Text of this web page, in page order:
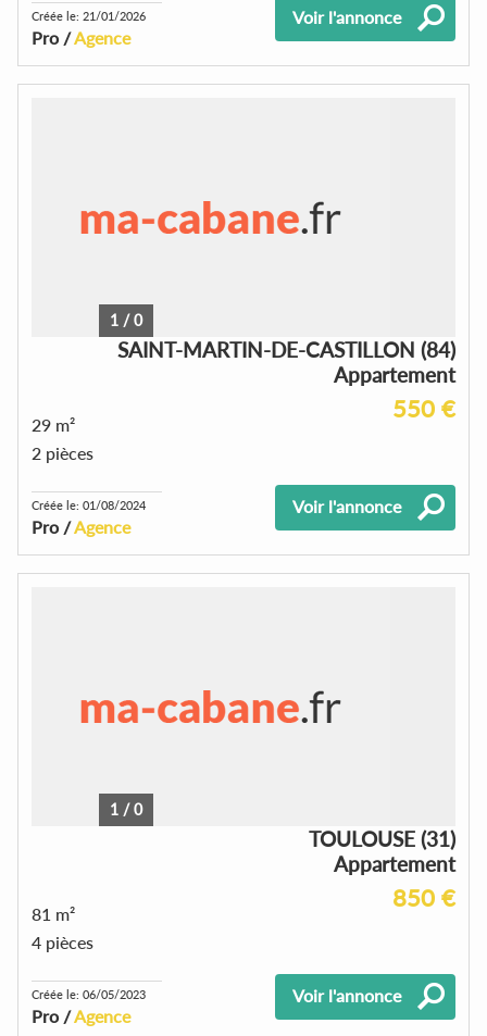
Créée le: 21/01/2026
Pro /Agence
Voir l'annonce
1 /0
SAINT-MARTIN-DE-CASTILLON (84)
Appartement
550 €
29 m²
2 pièces
Créée le: 01/08/2024
Pro /Agence
Voir l'annonce
1 /0
TOULOUSE (31)
Appartement
850 €
81 m²
4 pièces
Créée le: 06/05/2023
Pro /Agence
Voir l'annonce